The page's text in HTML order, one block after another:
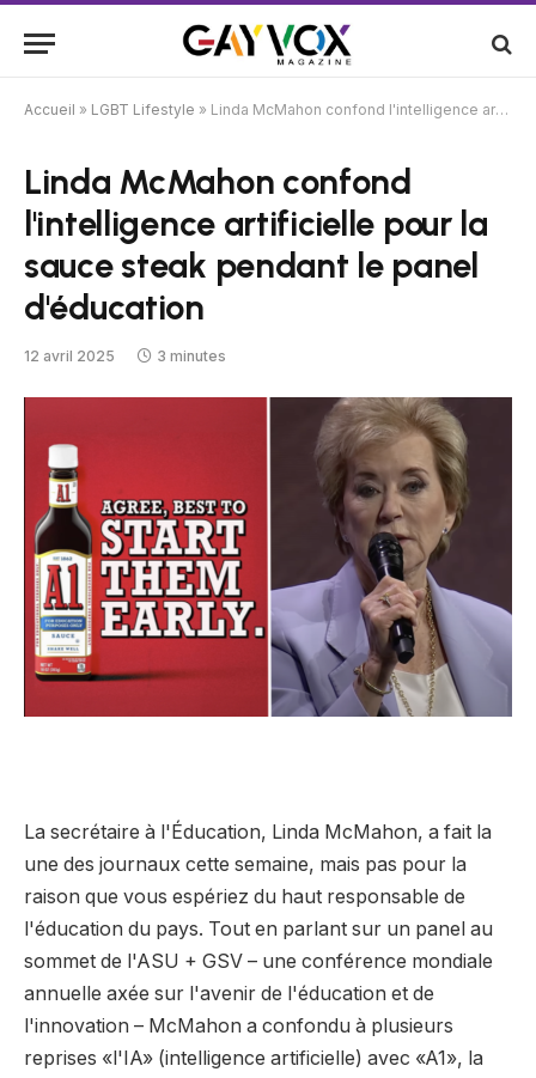
Accueil » LGBT Lifestyle » Linda McMahon confond l'intelligence artificielle pour la sauce steak pendant le panel d'éducation
Linda McMahon confond
l'intelligence artificielle pour la
sauce steak pendant le panel
d'éducation
12 avril 2025 3 minutes
La secrétaire à l'Éducation, Linda McMahon, a fait la
une des journaux cette semaine, mais pas pour la
raison que vous espériez du haut responsable de
l'éducation du pays. Tout en parlant sur un panel au
sommet de l'ASU + GSV – une conférence mondiale
annuelle axée sur l'avenir de l'éducation et de
l'innovation – McMahon a confondu à plusieurs
reprises «l'IA» (intelligence artificielle) avec «A1», la